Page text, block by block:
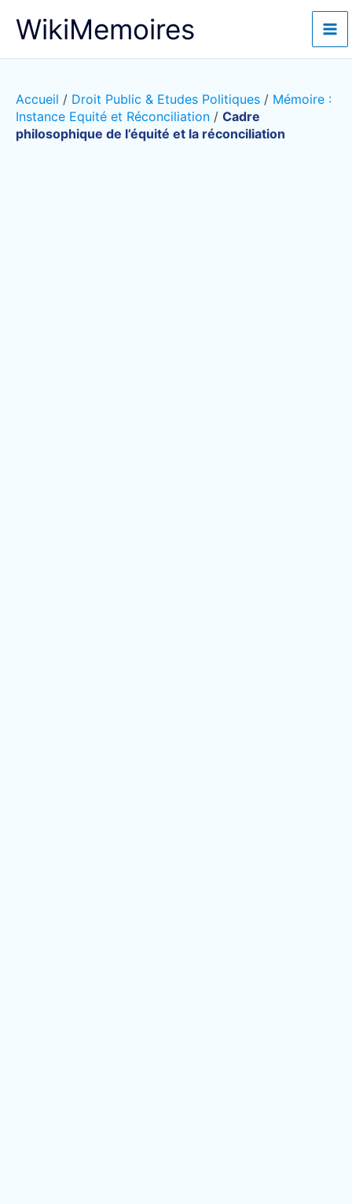
WikiMemoires
Accueil / Droit Public & Etudes Politiques / Mémoire :
Instance Equité et Réconciliation / Cadre
philosophique de l’équité et la réconciliation